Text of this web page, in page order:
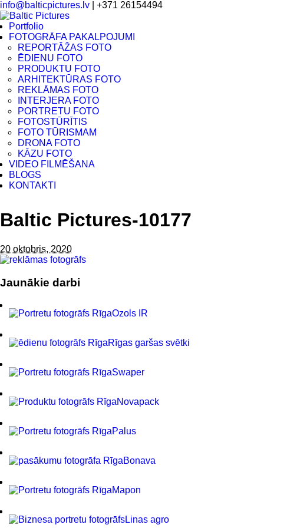
info@balticpictures.lv | +371 26154494
Portfolio
FOTOGRĀFA PAKALPOJUMI
REPORTĀŽAS FOTO
ĒDIENU FOTO
PRODUKTU FOTO
ARHITEKTŪRAS FOTO
REKLĀMAS FOTO
INTERJERA FOTO
PORTRETU FOTO
FOTOSTŪRĪTIS
FOTO TŪRISMAM
DRONA FOTO
KĀZU FOTO
VIDEO FILMĒŠANA
BLOGS
KONTAKTI
Baltic Pictures-10177
20 oktobris, 2020
Jaunākie darbi
Ozols IR
Rīgas garšas svētki
Swaper
Novapack
Palus
Bonava
Mapon
Linas agro